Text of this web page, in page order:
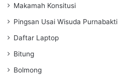
Makamah Konsitusi
Pingsan Usai Wisuda Purnabakti
Daftar Laptop
Bitung
Bolmong